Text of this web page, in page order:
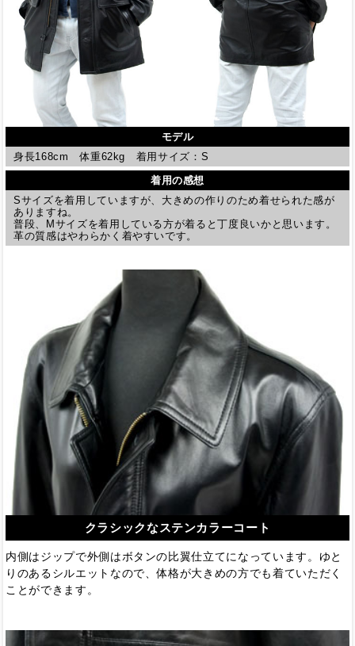
モデル
身長168cm 体重62kg 着用サイズ：S
着用の感想
Sサイズを着用していますが、大きめの作りのため着せられた感が
ありますね。
普段、Mサイズを着用している方が着ると丁度良いかと思います。
革の質感はやわらかく着やすいです。
クラシックなステンカラーコート
内側はジップで外側はボタンの比翼仕立てになっています。ゆと
りのあるシルエットなので、体格が大きめの方でも着ていただく
ことができます。